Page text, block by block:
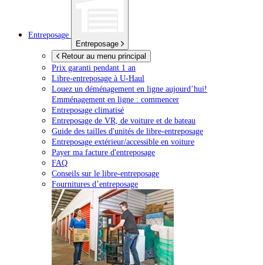
Entreposage
Entreposage
Retour au menu principal
Prix garanti pendant 1 an
Libre-entreposage à U-Haul
Louez un déménagement en ligne aujourd’hui!
Emménagement en ligne : commencer
Entreposage climatisé
Entreposage de VR, de voiture et de bateau
Guide des tailles d'unités de libre-entreposage
Entreposage extérieur/accessible en voiture
Payer ma facture d'entreposage
FAQ
Conseils sur le libre-entreposage
Fournitures d’entreposage